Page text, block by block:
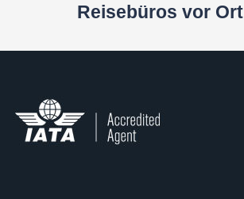
Reisebüros vor Ort